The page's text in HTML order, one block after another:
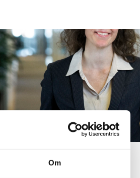
Om
annemarie-falktoft2.jpeg